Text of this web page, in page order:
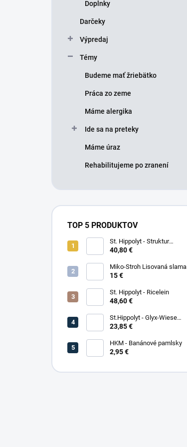
Doplnky
Darčeky
Výpredaj
Témy
Budeme mať žriebätko
Práca zo zeme
Máme alergika
Ide sa na preteky
Máme úraz
Rehabilitujeme po zranení
TOP 5 PRODUKTOV
St. Hippolyt - Struktur
Energetikum
40,80 €
Miko-Stroh Lisovaná slama
15 €
St. Hippolyt - Ricelein
48,60 €
St.Hippolyt - Glyx-Wiese
Seniorfaser
23,85 €
HKM - Banánové pamlsky
2,95 €